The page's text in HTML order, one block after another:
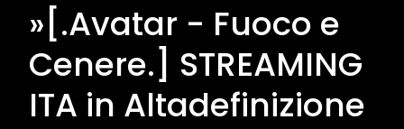
»[.Avatar - Fuoco e
Cenere.] STREAMING
ITA in Altadefinizione